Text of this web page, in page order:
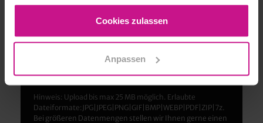
gesammelt haben.
Cookies zulassen
Anpassen
Laden Sie diese gerne hier hoch! Z.B. Fotos/Skizzen vom
wir Ihnen noch rascher und zielgerichteter auf Ihre
Hinweis: Upload bis max 25 MB möglich. Erlaubte
Dateiformate:JPG|JPEG|PNG|GIF|BMP|WEBP|PDF|ZIP|7z.
Bei größeren Datenmengen stellen wir Ihnen gerne einen